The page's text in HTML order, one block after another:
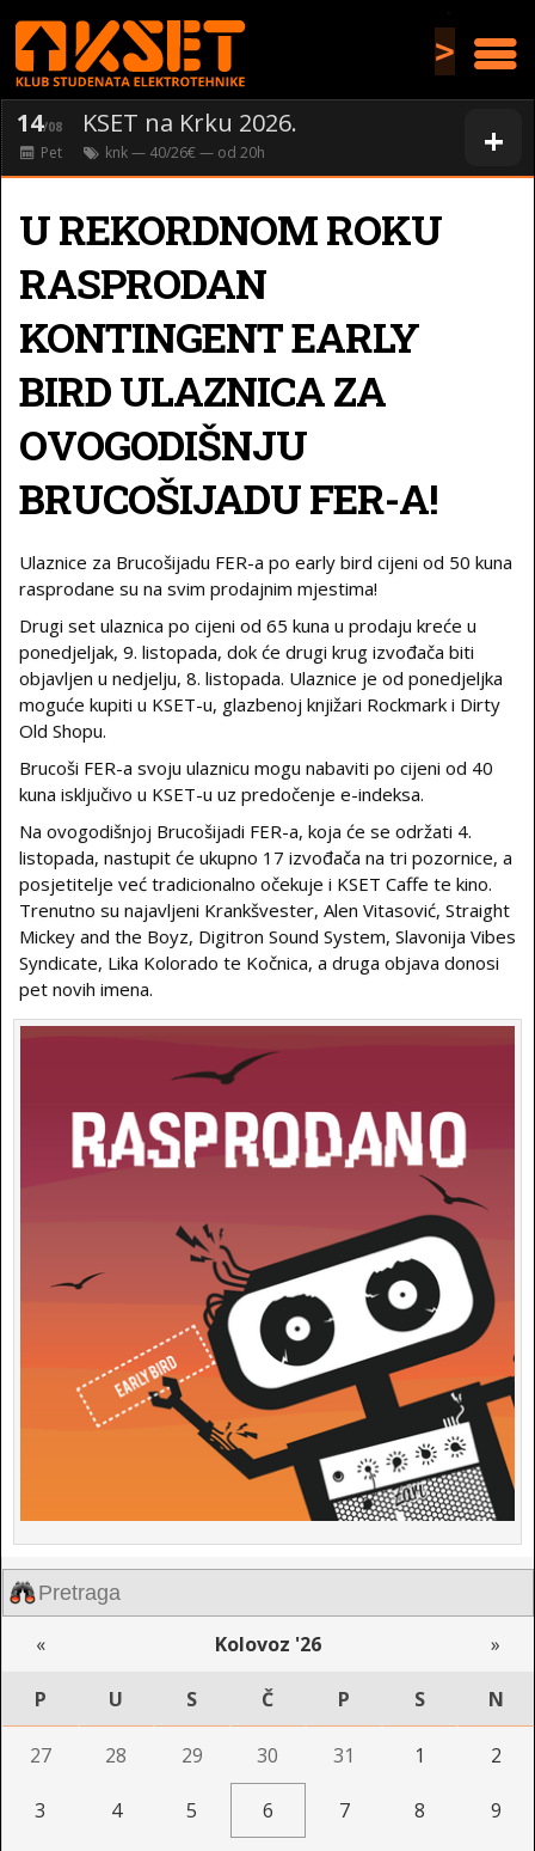
>
+
14/08 KSET na Krku 2026.
Pet knk— 40/26€ — od 20h
U REKORDNOM ROKU
RASPRODAN
KONTINGENT EARLY
BIRD ULAZNICA ZA
OVOGODIŠNJU
BRUCOŠIJADU FER-A!
Ulaznice za Brucošijadu FER-a po early bird cijeni od 50 kuna
rasprodane su na svim prodajnim mjestima!
Drugi set ulaznica po cijeni od 65 kuna u prodaju kreće u
ponedjeljak, 9. listopada, dok će drugi krug izvođača biti
objavljen u nedjelju, 8. listopada. Ulaznice je od ponedjeljka
moguće kupiti u KSET-u, glazbenoj knjižari Rockmark i Dirty
Old Shopu.
Brucoši FER-a svoju ulaznicu mogu nabaviti po cijeni od 40
kuna isključivo u KSET-u uz predočenje e-indeksa.
Na ovogodišnjoj Brucošijadi FER-a, koja će se održati 4.
listopada, nastupit će ukupno 17 izvođača na tri pozornice, a
posjetitelje već tradicionalno očekuje i KSET Caffe te kino.
Trenutno su najavljeni Krankšvester, Alen Vitasović, Straight
Mickey and the Boyz, Digitron Sound System, Slavonija Vibes
Syndicate, Lika Kolorado te Kočnica, a druga objava donosi
pet novih imena.
« Kolovoz '26 »
P U S Č P S N
27 28 29 30 31 1 2
3 4 5 6 7 8 9